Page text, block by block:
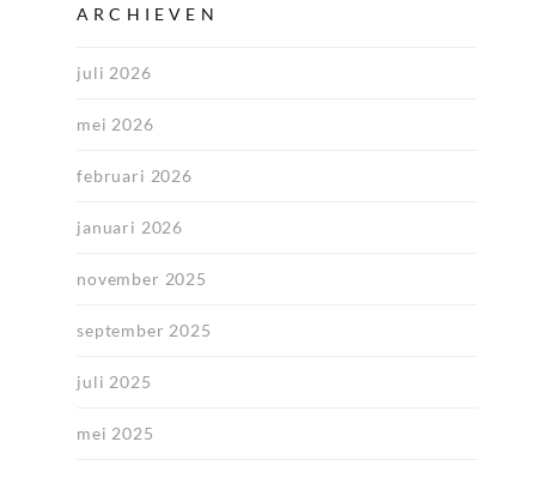
ARCHIEVEN
juli 2026
mei 2026
februari 2026
januari 2026
november 2025
september 2025
juli 2025
mei 2025